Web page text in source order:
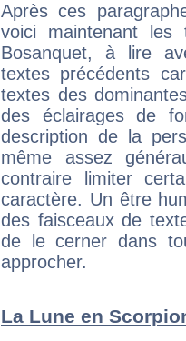
Après ces
voici maintenant les
Bosanquet, à lire
textes précédents
textes des
des éclairages de
description de la
même assez
contraire limiter
caractère. Un être
des faisceaux de
de le cerner dans
approcher.
La Lune en